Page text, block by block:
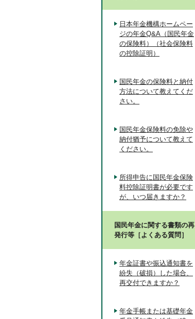
日本年金機構ホームペー
ジの年金Q&A（国民年金
の保険料）（社会保険料
の控除証明）
国民年金の保険料と納付
方法について教えてくだ
さい。
国民年金保険料の免除や
納付猶予について教えて
ください。
所得申告に国民年金保険
料控除証明書が必要です
が、いつ届きますか？
国民年金に関する書類の再
発行等［よくある質問］
年金証書や振込通知書を
紛失（破損）した場合、
再交付できますか？
年金手帳または基礎年金